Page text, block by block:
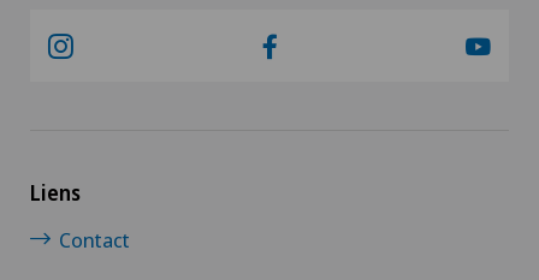
Liens
Contact